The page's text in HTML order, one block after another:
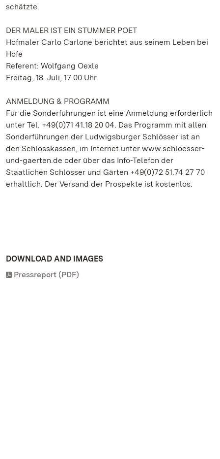
schätzte.
DER MALER IST EIN STUMMER POET
Hofmaler Carlo Carlone berichtet aus seinem Leben bei
Hofe
Referent: Wolfgang Oexle
Freitag, 18. Juli, 17.00 Uhr
ANMELDUNG & PROGRAMM
Für die Sonderführungen ist eine Anmeldung erforderlich
unter Tel. +49(0)71 41.18 20 04. Das Programm mit allen
Sonderführungen der Ludwigsburger Schlösser ist an
den Schlosskassen, im Internet unter www.schloesser-
und-gaerten.de oder über das Info-Telefon der
Staatlichen Schlösser und Gärten +49(0)72 51.74 27 70
erhältlich. Der Versand der Prospekte ist kostenlos.
DOWNLOAD AND IMAGES
Pressreport (PDF)